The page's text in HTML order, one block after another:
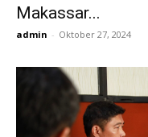
Makassar...
admin - Oktober 27, 2024